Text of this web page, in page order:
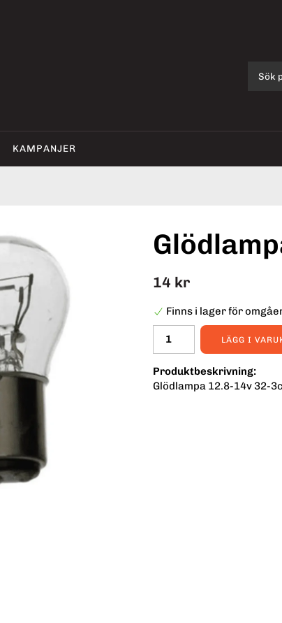
KAMPANJER
14 kr
Finns i lager för
LÄGG I
Produktbeskrivning:
Glödlampa 12.8-14v 32-